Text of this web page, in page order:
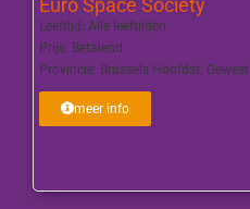
Leeftijd: Alle leeftijden
Prijs: Betalend
Provincie: Brussels Hoofdst. Gewest
meer info